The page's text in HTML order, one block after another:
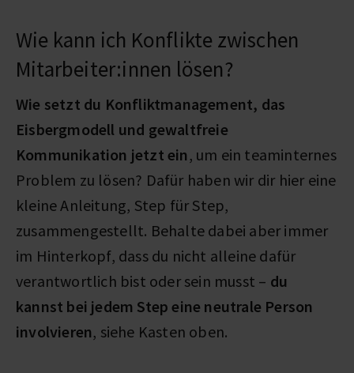
Wie kann ich Konflikte zwischen
Mitarbeiter:innen lösen?
Wie setzt du Konfliktmanagement, das
Eisbergmodell und gewaltfreie
Kommunikation jetzt ein , um ein teaminternes
Problem zu lösen? Dafür haben wir dir hier eine
kleine Anleitung, Step für Step,
zusammengestellt. Behalte dabei aber immer
im Hinterkopf, dass du nicht alleine dafür
verantwortlich bist oder sein musst – du
kannst bei jedem Step eine neutrale Person
involvieren, siehe Kasten oben.